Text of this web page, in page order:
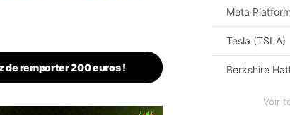
de remporter 200 euros !
Meta
Tesla (TSLA)
Berkshire
Voir